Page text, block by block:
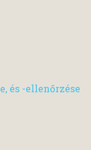
és -ellenőrzése